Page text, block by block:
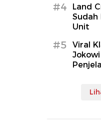
#4
Land
Sudah
Unit
#5
Viral